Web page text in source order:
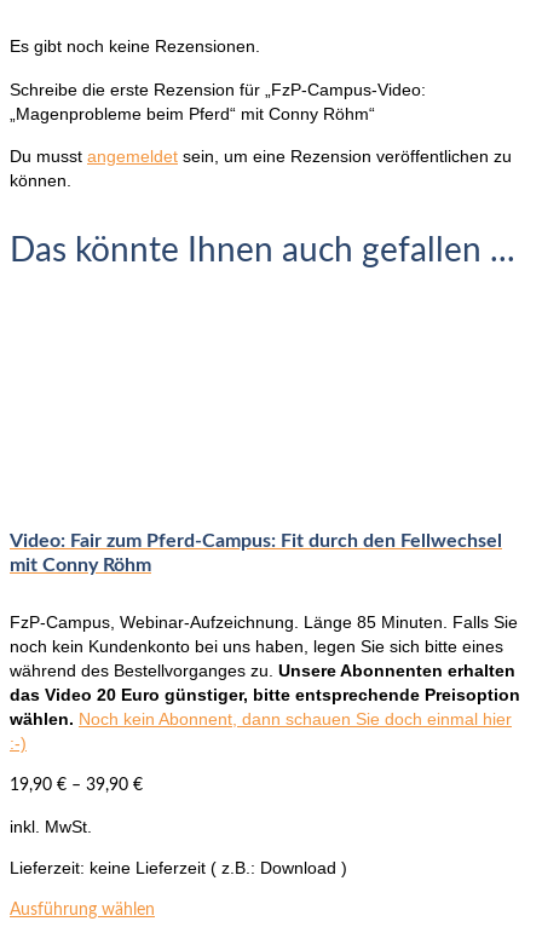
Es gibt noch keine Rezensionen.
Schreibe die erste Rezension für „FzP-Campus-Video:
„Magenprobleme beim Pferd“ mit Conny Röhm“
Du musst angemeldet sein, um eine Rezension veröffentlichen zu
können.
Das könnte Ihnen auch gefallen ...
Video: Fair zum Pferd-Campus: Fit durch den Fellwechsel
mit Conny Röhm
FzP-Campus, Webinar-Aufzeichnung. Länge 85 Minuten. Falls Sie
noch kein Kundenkonto bei uns haben, legen Sie sich bitte eines
während des Bestellvorganges zu. Unsere Abonnenten erhalten
das Video 20 Euro günstiger, bitte entsprechende Preisoption
wählen. Noch kein Abonnent, dann schauen Sie doch einmal hier
:-)
19,90 € – 39,90 €
inkl. MwSt.
Lieferzeit: keine Lieferzeit ( z.B.: Download )
Ausführung wählen